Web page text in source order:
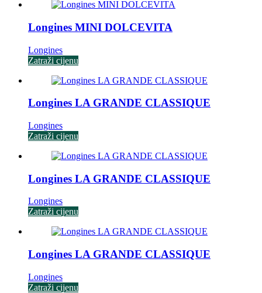
Longines MINI DOLCEVITA
Longines
Zatraži cijenu
Longines LA GRANDE CLASSIQUE
Longines
Zatraži cijenu
Longines LA GRANDE CLASSIQUE
Longines
Zatraži cijenu
Longines LA GRANDE CLASSIQUE
Longines
Zatraži cijenu